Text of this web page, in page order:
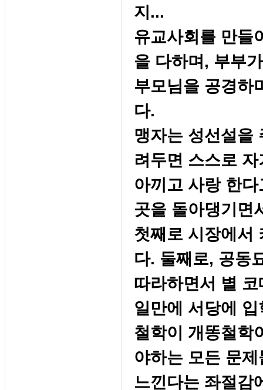
지...
유교사회를 만들
을 다하며, 부부
부모님을 공경하
다.
맹자는 성선설을
려두면 스스로
아끼고 사랑 한
곳을 돌아댕기면
첫째로 시장에서
다. 둘째로, 공동
따라하면서 별
일만에 서당에
철학이 개똥철학
야하는 모든 문
느낀다는 좌절감